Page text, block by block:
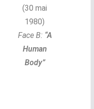
(30 mai
1980)
Face B: “A
Human
Body”